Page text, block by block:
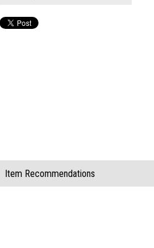
Item Recommendations